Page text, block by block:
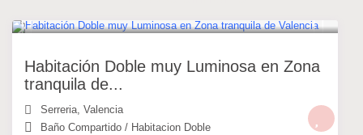
Habitación Doble muy Luminosa en Zona
tranquila de...
Serreria,Valencia
Baño Compartido / Habitacion Doble